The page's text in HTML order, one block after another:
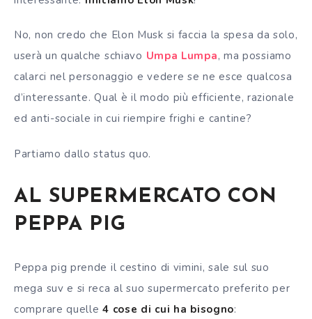
No, non credo che Elon Musk si faccia la spesa da solo,
userà un qualche schiavo Umpa Lumpa, ma possiamo
calarci nel personaggio e vedere se ne esce qualcosa
d’interessante. Qual è il modo più efficiente, razionale
ed anti-sociale in cui riempire frighi e cantine?
Partiamo dallo status quo.
AL SUPERMERCATO CON
PEPPA PIG
Peppa pig prende il cestino di vimini, sale sul suo
mega suv e si reca al suo supermercato preferito per
comprare quelle4 cose di cui ha bisogno: